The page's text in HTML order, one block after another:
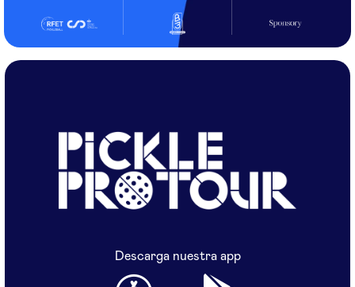
Descarga nuestra app